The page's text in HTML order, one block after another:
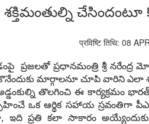
प्रविष्टि तिथि: 08
ప్రధానమంత్రి శ్రీ నరేంద్ర
మార్గాలనూ చూపి వారిని ఎలా
తొలగించి ఈ కార్యక్రమం
ఒక ఆర్థిక సహాయ స్రవంతిగా
, ఇది ప్రతి కలా సాకారం